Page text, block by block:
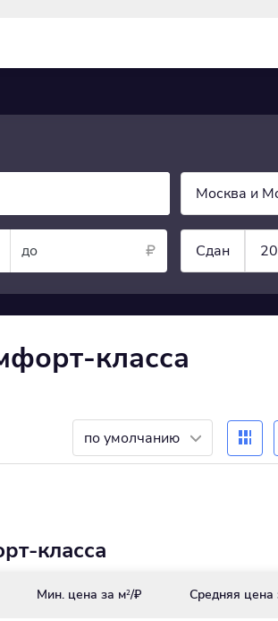
Москва и
до Сдан
класса
по умолчанию
класса
Мин. цена за м2/₽ Средняя цена